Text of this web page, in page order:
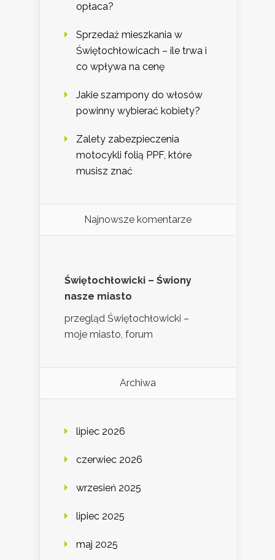
opłaca?
Sprzedaż mieszkania w
Świętochłowicach – ile trwa i
co wpływa na cenę
Jakie szampony do włosów
powinny wybierać kobiety?
Zalety zabezpieczenia
motocykli folią PPF, które
musisz znać
Najnowsze komentarze
Świętochłowicki – Świony
nasze miasto
przegląd Świętochłowicki –
moje miasto, forum
Archiwa
lipiec 2026
czerwiec 2026
wrzesień 2025
lipiec 2025
maj 2025